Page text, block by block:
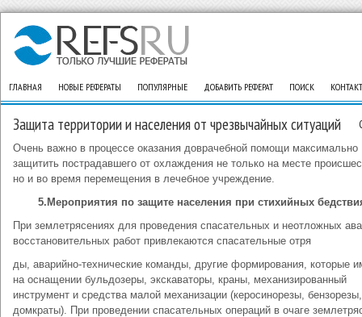
ГЛАВНАЯ НОВЫЕ РЕФЕРАТЫ ПОПУЛЯРНЫЕ ДОБАВИТЬ РЕФЕРАТ ПОИСК
Защита территории и населения от чрезвычайных ситуаций
Очень важно в процессе оказания доврачебной помощи максимально
защитить пострадавшего от охлаждения не только на месте
но и во время перемещения в лечебное учреждение.
5.Мероприятия по защите населения при стихийных
При землетрясениях для проведения спасательных и неотложных
восстановительных работ привлекаются спасательные отря
ды, аварийно-технические команды, другие формирования, которые
на оснащении бульдозеры, экскаваторы, краны, механизированный
инструмент и средства малой механизации (керосинорезы,
домкраты). При проведении спасательных операций в очаге